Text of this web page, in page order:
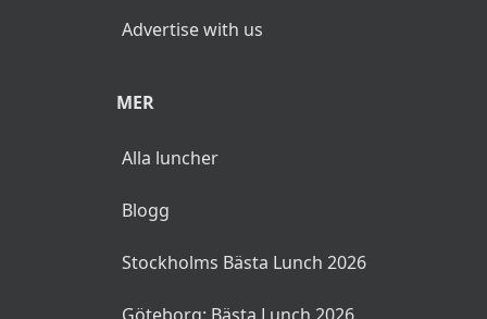
Advertise with us
MER
Alla luncher
Blogg
Stockholms Bästa Lunch 2026